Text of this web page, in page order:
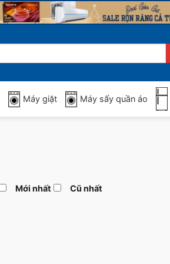
Máy giặt Máy sấy quần áo
Mới nhất Cũ nhất